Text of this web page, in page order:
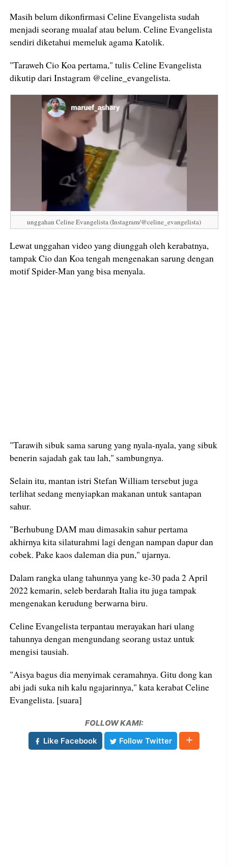
Masih belum dikonfirmasi Celine Evangelista sudah
menjadi seorang mualaf atau belum. Celine Evangelista
sendiri diketahui memeluk agama Katolik.
"Taraweh Cio Koa pertama," tulis Celine Evangelista
dikutip dari Instagram @celine_evangelista.
unggahan Celine Evangelista (Instagram/@celine_evangelista)
Lewat unggahan video yang diunggah oleh kerabatnya,
tampak Cio dan Koa tengah mengenakan sarung dengan
motif Spider-Man yang bisa menyala.
"Tarawih sibuk sama sarung yang nyala-nyala, yang sibuk
benerin sajadah gak tau lah," sambungnya.
Selain itu, mantan istri Stefan William tersebut juga
terlihat sedang menyiapkan makanan untuk santapan
sahur.
"Berhubung DAM mau dimasakin sahur pertama
akhirnya kita silaturahmi lagi dengan nampan dapur dan
cobek. Pake kaos daleman dia pun," ujarnya.
Dalam rangka ulang tahunnya yang ke-30 pada 2 April
2022 kemarin, seleb berdarah Italia itu juga tampak
mengenakan kerudung berwarna biru.
Celine Evangelista terpantau merayakan hari ulang
tahunnya dengan mengundang seorang ustaz untuk
mengisi tausiah.
"Aisya bagus dia menyimak ceramahnya. Gitu dong kan
abi jadi suka nih kalu ngajarinnya," kata kerabat Celine
Evangelista. [suara]
FOLLOW KAMI:
Like Facebook
Follow Twitter